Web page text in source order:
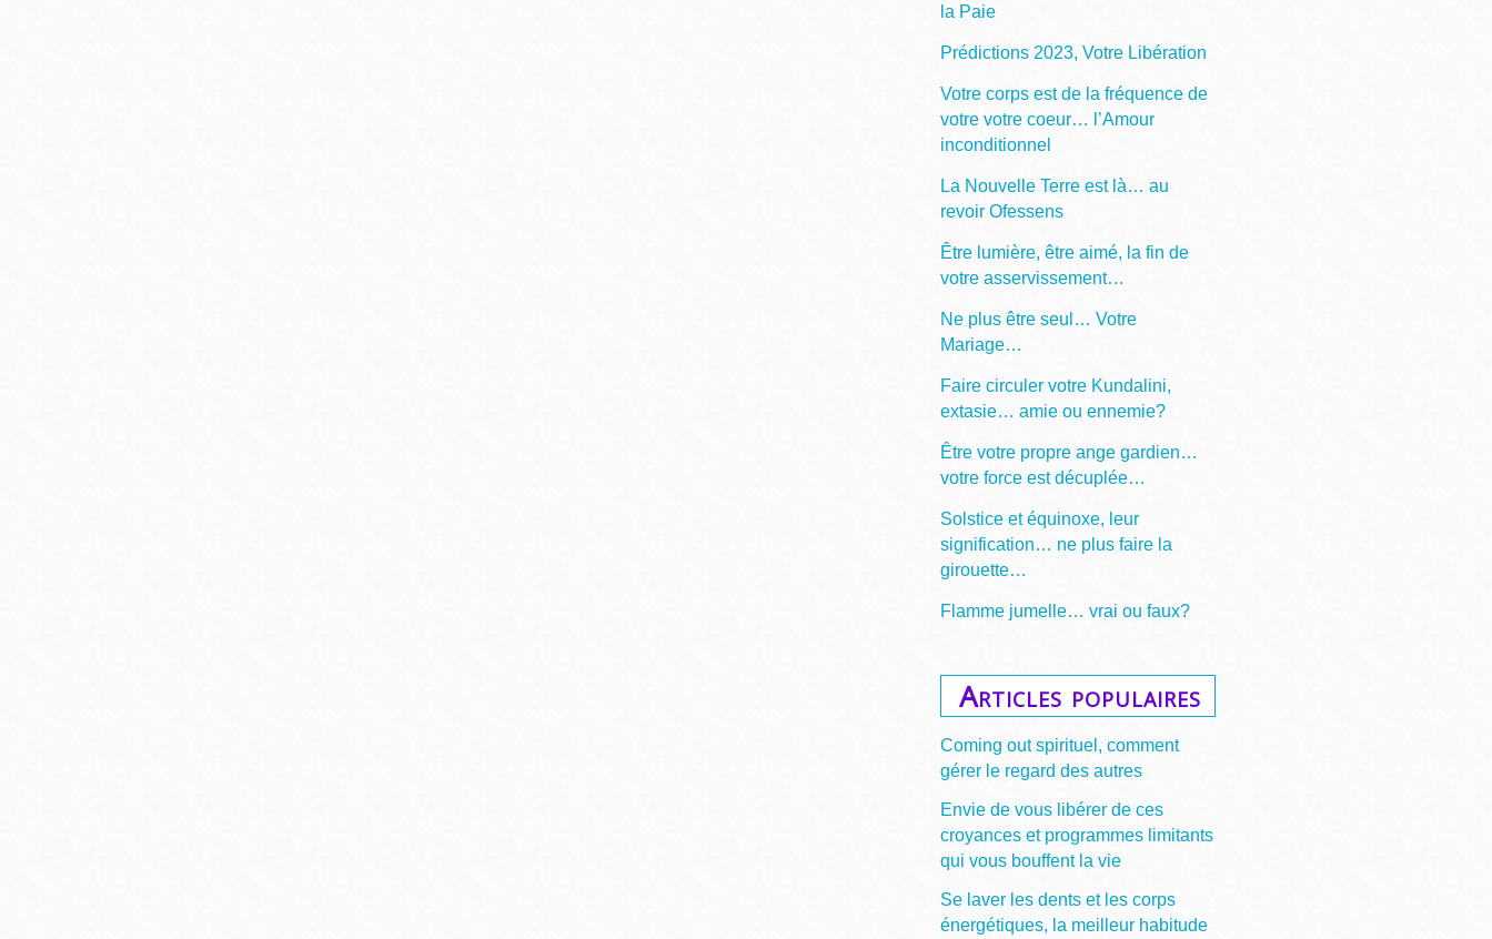
la Paie
Prédictions 2023, Votre Libération
Votre corps est de la fréquence de
votre votre coeur… l’Amour
inconditionnel
La Nouvelle Terre est là… au
revoir Ofessens
Être lumière, être aimé, la fin de
votre asservissement…
Ne plus être seul… Votre
Mariage…
Faire circuler votre Kundalini,
extasie… amie ou ennemie?
Être votre propre ange gardien…
votre force est décuplée…
Solstice et équinoxe, leur
signification… ne plus faire la
girouette…
Flamme jumelle… vrai ou faux?
Articles populaires
Coming out spirituel, comment
gérer le regard des autres
Envie de vous libérer de ces
croyances et programmes limitants
qui vous bouffent la vie
Se laver les dents et les corps
énergétiques, la meilleur habitude